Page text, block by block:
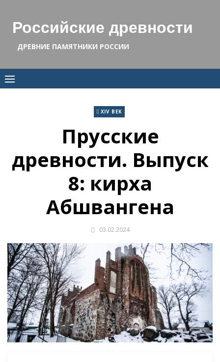
contentРоссийские древности
ДРЕВНИЕ ПАМЯТНИКИ РОССИИ
XIV ВЕК
Прусские
древности. Выпуск
8: кирха
Абшвангена
03.02.2024